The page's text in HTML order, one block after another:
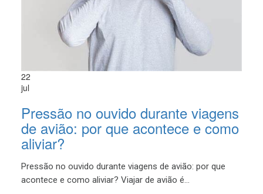
22
jul
Pressão no ouvido durante viagens
de avião: por que acontece e como
aliviar?
Pressão no ouvido durante viagens de avião: por que
acontece e como aliviar? Viajar de avião é...